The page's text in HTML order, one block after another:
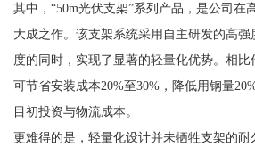
其中，“50m光伏支架”系列产品，是公司在
大成之作。该支架系统采用自主研发的高
度的同时，实现了显著的轻量化优势。相
可节省安装成本20%至30%，降低用钢量
目初投资与物流成本。
更难得的是，轻量化设计并未牺牲支架的